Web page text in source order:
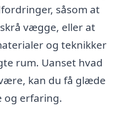
såsom at
vægge, eller at
og teknikker
rum. Uanset hvad
kan du få glæde
og erfaring.